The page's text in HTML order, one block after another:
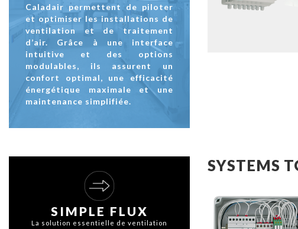
Caladair permettent de piloter
et optimiser les installations de
ventilation et de traitement
d’air. Grâce à une interface
intuitive et des options
modulables, ils assurent un
confort optimal, une efficacité
énergétique maximale et une
maintenance simplifiée.
SIMPLE FLUX
La solution essentielle de ventilation
SYSTEMS